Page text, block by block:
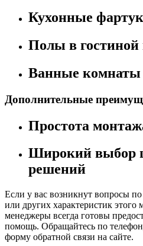
Кухонные
Полы в гостиной
Ванные комнаты
Дополнительные
Простота
Широкий выбор
решений
Если у вас возникнут вопросы
или других характеристик
менеджеры всегда готовы
помощь. Обращайтесь по
форму обратной связи на сайте.